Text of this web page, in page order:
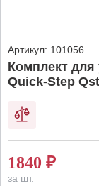
Артикул: 101056
Комплект
Quick-Step
1840 ₽
за шт.